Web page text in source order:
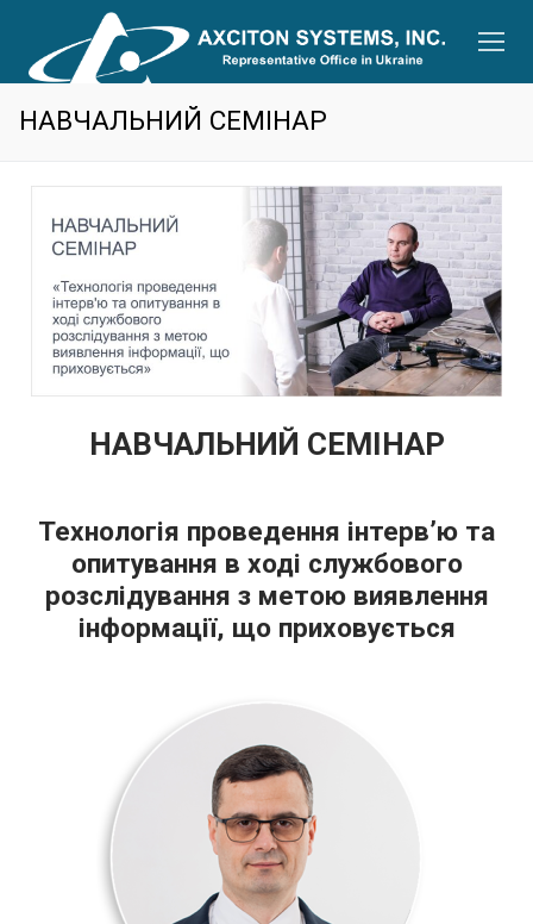
НАВЧАЛЬНИЙ СЕМІНАР
НАВЧАЛЬНИЙ СЕМІНАР
Технологія проведення інтерв’ю та
опитування в ході службового
розслідування з метою виявлення
інформації, що приховується